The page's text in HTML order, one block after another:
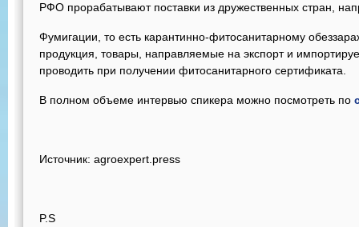
РФО прорабатывают поставки из дружественных стран,
Фумигации, то есть карантинно-фитосанитарному
продукция, товары, направляемые на экспорт и
проводить при получении фитосанитарного сертификата.
В полном объеме интервью спикера можно посмотреть по
Источник: agroexpert.press
P.S